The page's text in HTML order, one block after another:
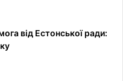
від Естонської ради: